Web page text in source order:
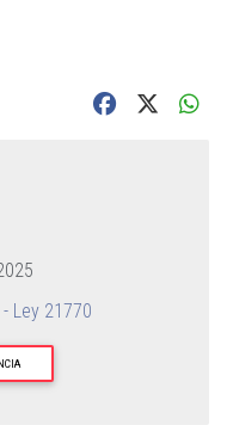
Ley 21770